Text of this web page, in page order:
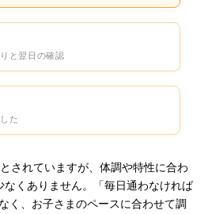
と翌日の確認
た
されていますが、体調や特性に合わ
くありません。「毎日通わなければ
く、お子さまのペースに合わせて調